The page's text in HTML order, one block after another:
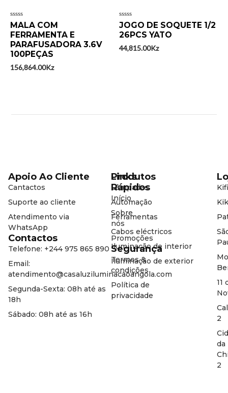
Avaliação
0
de
5
MALA COM
FERRAMENTA E
PARAFUSADORA 3.6V
100PEÇAS
156,864.00Kz
Avaliação
0
de
5
JOGO DE SOQUETE 1/2
26PCS YATO
44,815.00Kz
11
2
da
2
Produtos
Lâmpadas
Automação
Ferramentas
Cabos eléctricos
Iluminação de interior
Iluminação de exterior
Links
Rápidos
Início
Sobre
nós
Promoções
Segurança
Termos &
condições
Política de
privacidade
Apoio Ao Cliente
Cantactos
Suporte ao cliente
Atendimento via
WhatsApp
Contactos
Telefone: +244 975 865 890
Email:
atendimento@casaluziluminacaoangola.com
Segunda-Sexta: 08h até as
18h
Sábado: 08h até as 16h